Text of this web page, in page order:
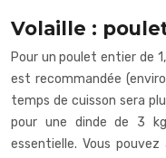
Volaille :
Pour un poulet entier de
est recommandée
temps de cuisson sera
pour une dinde de 3
essentielle. Vous